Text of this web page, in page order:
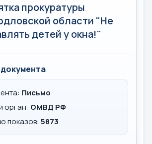
прокуратуры
области "Не
детей у окна!"
Письмо
орган: ОМВД РФ
показов: 5873